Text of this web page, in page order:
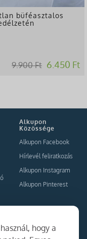
hogy a
büféasztalos
9.900 Ft 6.450 Ft
Alkupon
Közössége
Alkupon Facebook
Hírlevél feliratkozás
Alkupon Instagram
Alkupon Pinterest
Együttműködés